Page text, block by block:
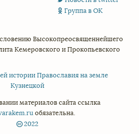
Группа в ОК
Высокопреосвященнейшего
Кемеровского и Прокопьевского
истории Православия на земле
Кузнецкой
материалов сайта ссылка
обязательна.
2022